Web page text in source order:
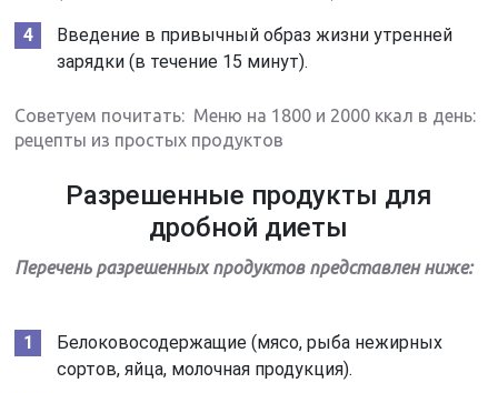
Введение в привычный образ жизни утренней
зарядки (в течение 15 минут).
Советуем почитать: Меню на 1800 и 2000 ккал в день:
рецепты из простых продуктов
Разрешенные продукты для
дробной диеты
Перечень разрешенных продуктов представлен ниже:
Белоковосодержащие (мясо, рыба нежирных
сортов, яйца, молочная продукция).